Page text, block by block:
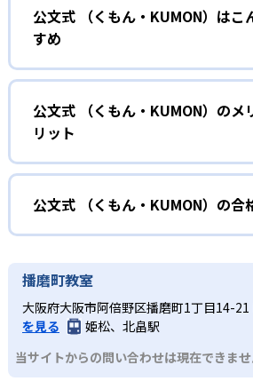
KUMONでは、年齢や学年にとらわれ
力に応じたレベルから学習を始めている
確実に100点が取れるレベルから少し
しさを経験できる。
KUMONの教材は、簡単な問題から高
ルステップで進んでいけるよう工夫さ
イルは子どもの学習意欲をかき立てる
という受け身の姿勢ではなく、自ら進
つけられるだろう。
また、自学学習スタイルで学ぶ子ども
課題に気がつくようになる。学年を超
るため、早い時期から高校教材に進む
03 フレキシブルな受
公文式 （くもん・KUMON）はこ
すめ
幼児
小学校に入る準備をした
KUMONでは細かいステップに分かれた
さを経験しながら無理なく力を高めて
性格や学習への取り組み姿勢に合わせ
め、小学校に入ってもつまずきにくい
るだろう。
中学に向けて苦手教科を克服し
KUMONでは経験豊富な先生が、子ど
るよう適切なヒントを与えたり、声か
少しずつ苦手意識を克服できるだろう
公文式 （くもん・KUMON）のメ
リット
どんなメリットがあ
KUMONでは自学自習スタイルで勉強
標に向かって頑張りやり抜く力を育む
た、年齢や学年にとらわれずに自分の
ルから学習できるため、難しすぎてや
単すぎて退屈することもない。
どんなデメリットが
KUMONでは、中高生のクラスでも数
科に限られるため、その他の教科に関
る必要があるだろう。
公文式 （くもん・KUMON）の合
KUMONは、公式サイトでは合格実績は
望校への実績があるかどうかは、通う
わせたい。
播磨町教室
大阪府大阪市阿倍野区播磨町1丁目14-
を見る
姫松、北畠駅
当サイトからの問い合わせは現在できま